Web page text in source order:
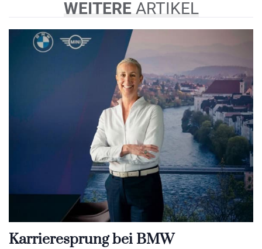
WEITEREARTIKEL
Karrieresprung bei BMW